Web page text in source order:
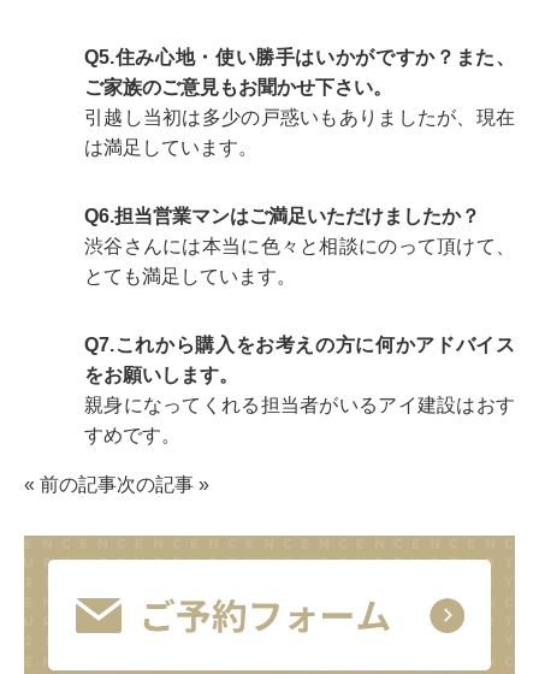
Q5.住み心地・使い勝手はいかがですか？また、
ご家族のご意見もお聞かせ下さい。
引越し当初は多少の戸惑いもありましたが、現在
は満足しています。
Q6.担当営業マンはご満足いただけましたか？
渋谷さんには本当に色々と相談にのって頂けて、
とても満足しています。
Q7.これから購入をお考えの方に何かアドバイス
をお願いします。
親身になってくれる担当者がいるアイ建設はおす
すめです。
« 前の記事次の記事 »